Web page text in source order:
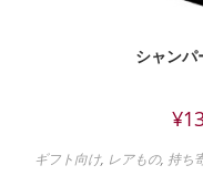
シャンパ
¥
ギフト向け, レアもの, 持ち